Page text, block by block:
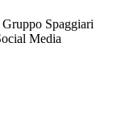
Spaggiari
Media